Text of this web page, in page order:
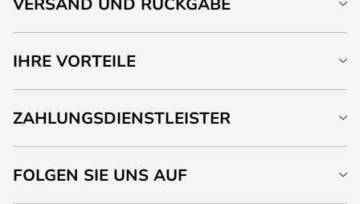
IHRE VORTEILE
ZAHLUNGSDIENSTLEISTER
FOLGEN SIE UNS AUF